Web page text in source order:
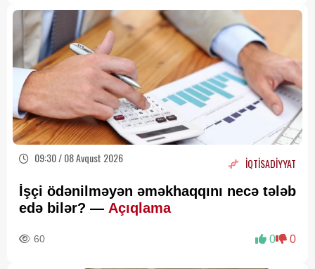
09:30 / 08 Avqust 2026 İQTİSADİYYAT
İşçi ödənilməyən əməkhaqqını necə tələb
edə bilər? — Açıqlama
60 0 0